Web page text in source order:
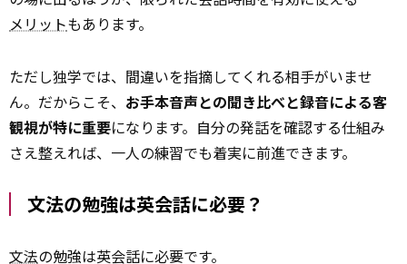
メリットもあります。
ただし独学では、間違いを指摘してくれる相手がいませ
ん。だからこそ、 お手本音声との聞き比べと録音による客
観視が特に重要になります。自分の発話を確認する仕組み
さえ整えれば、一人の練習でも着実に前進できます。
文法の勉強は英会話に必要？
文法の勉強は英会話に必要です。